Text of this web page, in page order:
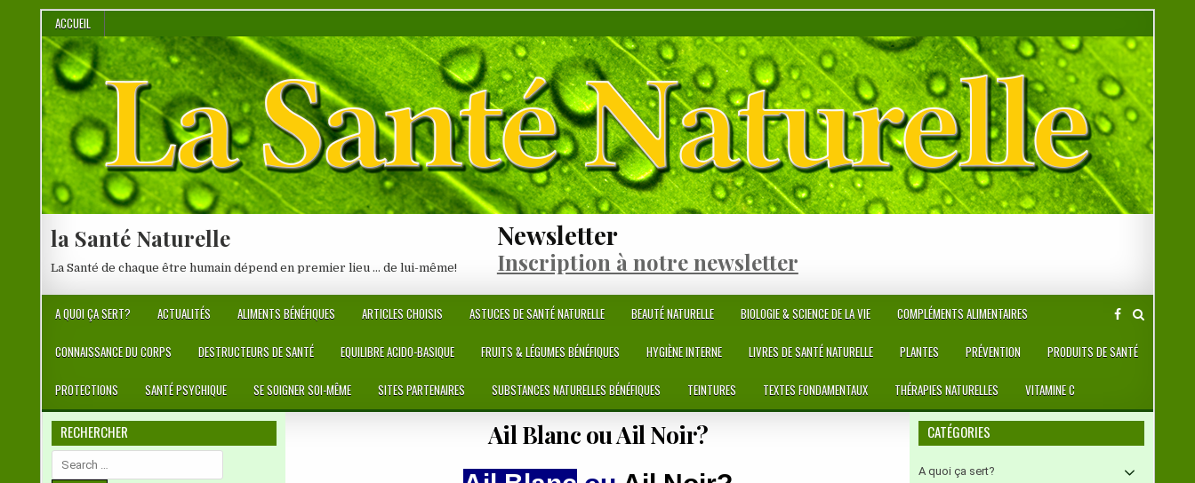
ACCUEIL
la Santé Naturelle
La Santé de chaque être humain dépend en premier lieu … de lui-même!
Newsletter
Inscription à notre newsletter
A QUOI ÇA SERT? ACTUALITÉS ALIMENTS BÉNÉFIQUES ARTICLES CHOISIS ASTUCES DE SANTÉ NATURELLE BEAUTÉ NATURELLE BIOLOGIE & SCIENCE DE LA VIE COMPLÉMENTS ALIMENTAIRES
CONNAISSANCE DU CORPS DESTRUCTEURS DE SANTÉ EQUILIBRE ACIDO-BASIQUE FRUITS & LÉGUMES BÉNÉFIQUES HYGIÈNE INTERNE LIVRES DE SANTÉ NATURELLE PLANTES PRÉVENTION PRODUITS DE SANTÉ
PROTECTIONS SANTÉ PSYCHIQUE SE SOIGNER SOI-MÊME SITES PARTENAIRES SUBSTANCES NATURELLES BÉNÉFIQUES TEINTURES TEXTES FONDAMENTAUX THÉRAPIES NATURELLES VITAMINE C
Ail Blanc ou Ail Noir?
RECHERCHER
Search
for:
CATÉGORIES
A quoi ça sert?